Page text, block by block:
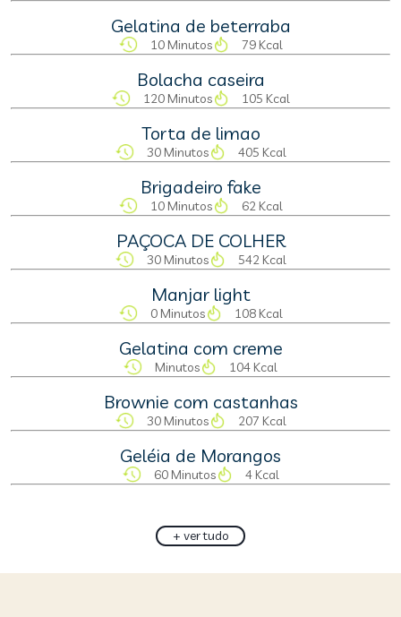
Gelatina de beterraba
10 Minutos 79 Kcal
Bolacha caseira
120 Minutos 105 Kcal
Torta de limao
30 Minutos 405 Kcal
Brigadeiro fake
10 Minutos 62 Kcal
PAÇOCA DE COLHER
30 Minutos 542 Kcal
Manjar light
0 Minutos 108 Kcal
Gelatina com creme
Minutos 104 Kcal
Brownie com castanhas
30 Minutos 207 Kcal
Geléia de Morangos
60 Minutos 4 Kcal
+ ver tudo